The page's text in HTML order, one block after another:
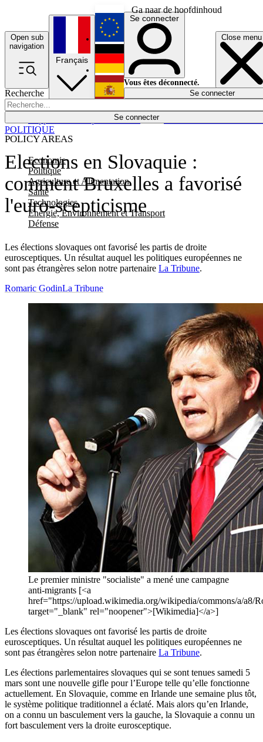
Ga naar de hoofdinhoud
Open sub
navigation
Close menu
Recherche
Se connecter
POLICY AREAS
Economie
Politique
Agriculture et Alimentation
Santé
Technologies
Energie, Environnement et Transport
Défense
Économie
Français
English
Deutsch
Español
Se connecter
Vous êtes déconnecté.
Se connecter
Elections en Slovaquie :
comment Bruxelles a favorisé
l'euro-scepticisme
Les élections slovaques ont favorisé les partis de droite
eurosceptiques. Un résultat auquel les politiques européennes ne
sont pas étrangères selon notre partenaire La Tribune.
POLITIQUE
Romaric GodinLa Tribune
Le premier ministre "socialiste" a mené une campagne
anti-migrants [<a
href="https://upload.wikimedia.org/wikipedia/commons/a/a8/
target="_blank" rel="noopener">[Wikimedia]</a>]
Les élections slovaques ont favorisé les partis de droite
eurosceptiques. Un résultat auquel les politiques européennes ne
sont pas étrangères selon notre partenaire La Tribune.
Les élections parlementaires slovaques qui se sont tenues samedi 5
mars sont une nouvelle gifle pour l’Europe telle qu’elle fonctionne
actuellement. En Slovaquie, comme en Irlande une semaine plus tôt,
le système politique traditionnel a éclaté. Mais alors qu’en Irlande,
on a connu un basculement vers la gauche, la Slovaquie a connu un
fort basculement vers la droite eurosceptique.